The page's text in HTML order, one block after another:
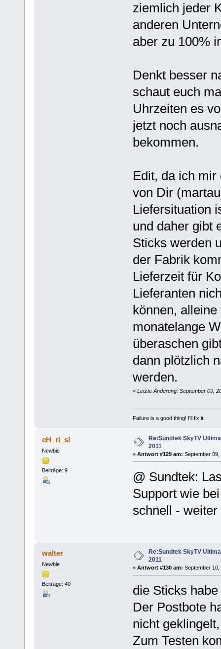
ziemlich jeder
anderen
aber zu 100%
Denkt besser
schaut euch
Uhrzeiten es
jetzt noch
bekommen.
Edit, da ich
von Dir
Liefersituation
und daher gibt
Sticks werden
der Fabrik
Lieferzeit für
Lieferanten
können,
monatelange
überaschen
dann plötzlich
werden.
« Letzte Änderung: September 09,
Failure is a good thing! I'll fix it
cH_rI_sI
Newbie
Beiträge: 9
Re:Sundtek SkyTV
2011
« Antwort #129 am: September 09,
@ Sundtek:
Support wie
schnell - weiter
walter
Newbie
Beiträge: 40
Re:Sundtek SkyTV
2011
« Antwort #130 am: September 10,
die Sticks
Der Postbote
nicht
Zum Testen